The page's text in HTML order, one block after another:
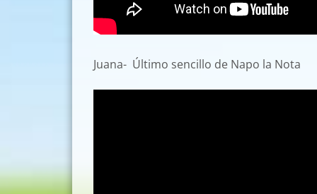
Juana- Último sencillo de Napo la Nota